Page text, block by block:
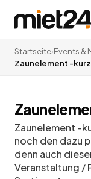
Startseite›Events &
Zaunelement -
Zaunelement -
noch den dazu
denn auch
Veranstaltung /